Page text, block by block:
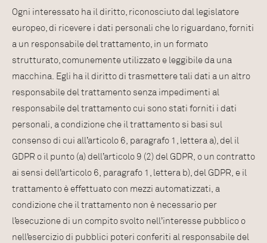
Ogni interessato ha il diritto, riconosciuto dal legislatore
europeo, di ricevere i dati personali che lo riguardano, forniti
a un responsabile del trattamento, in un formato
strutturato, comunemente utilizzato e leggibile da una
macchina. Egli ha il diritto di trasmettere tali dati a un altro
responsabile del trattamento senza impedimenti al
responsabile del trattamento cui sono stati forniti i dati
personali, a condizione che il trattamento si basi sul
consenso di cui all’articolo 6, paragrafo 1, lettera a), del il
GDPR o il punto (a) dell’articolo 9 (2) del GDPR, o un contratto
ai sensi dell’articolo 6, paragrafo 1, lettera b), del GDPR, e il
trattamento è effettuato con mezzi automatizzati, a
condizione che il trattamento non è necessario per
l’esecuzione di un compito svolto nell’interesse pubblico o
nell’esercizio di pubblici poteri conferiti al responsabile del